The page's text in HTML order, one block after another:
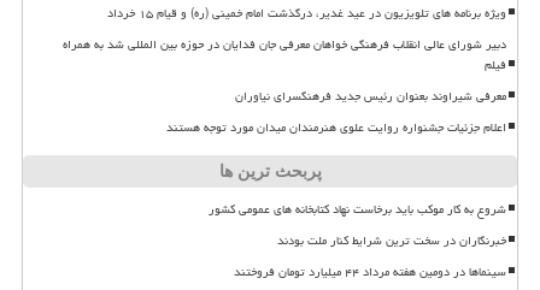
ویژه برنامه های تلویزیون در عید غدیر، درگذشت امام خمینی (ره) و قیام ۱۵ خرداد
دبیر شورای عالی انقلاب فرهنگی خواهان معرفی جان فدایان در حوزه بین المللی شد به همراه
فیلم
معرفی شیراوند بعنوان رئیس جدید فرهنگسرای نیاوران
اعلام جزئیات جشنواره روایت علوی هنرمندان میدان مورد توجه هستند
پربحث ترین ها
شروع به کار موکب باید برخاست نهاد کتابخانه های عمومی کشور
خبرنگاران در سخت ترین شرایط کنار ملت بودند
سینماها در دومین هفته مرداد ۴۴ میلیارد تومان فروختند